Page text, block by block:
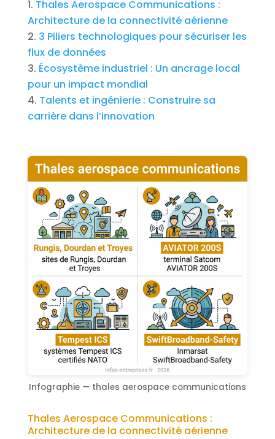
Thales Aerospace Communications :
Architecture de la connectivité aérienne
3 Piliers technologiques pour sécuriser les
flux de données
Écosystème industriel : Un ancrage local
pour un impact mondial
Talents et ingénierie : Construire sa
carrière dans l’innovation
Infographie — thales aerospace communications
Thales Aerospace Communications :
Architecture de la connectivité aérienne